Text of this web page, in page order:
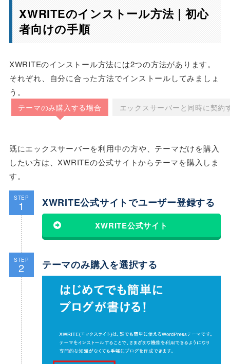
XWRITEのインストール方法｜初心
者向けの手順
XWRITEのインストール方法には2つの方法があります。
それぞれ、自分に合った方法でインストールしてみましょ
う。
テーマのみ購入する場合 エックスサーバーと同時に契約
既にエックスサーバーを利用中の方や、テーマだけを購入
したい方は、XWRITEの公式サイトからテーマを購入しま
す。
STEP
1 XWRITE公式サイトでユーザー登録する
XWRITE公式サイト
STEP
2 テーマのみ購入を選択する